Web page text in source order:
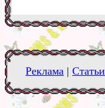
Реклама | Статьи